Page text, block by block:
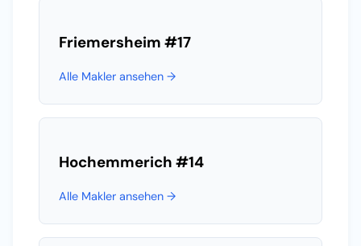
Friemersheim #17
Alle Makler ansehen →
Hochemmerich #14
Alle Makler ansehen →